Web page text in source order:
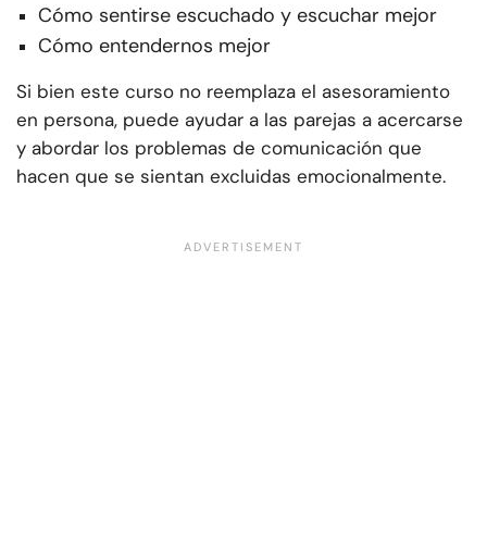
Cómo sentirse escuchado y escuchar mejor
Cómo entendernos mejor
Si bien este curso no reemplaza el asesoramiento
en persona, puede ayudar a las parejas a acercarse
y abordar los problemas de comunicación que
hacen que se sientan excluidas emocionalmente.